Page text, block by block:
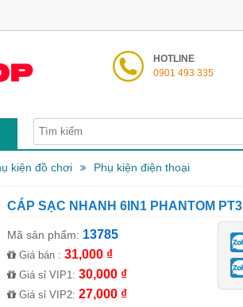
HOTLINE
0901 493 335
kiện đồ chơi Phụ kiện điện thoại
CÁP SẠC NHANH 6IN1 PHANTOM PT3
Mã sản phẩm: 13785
Giá bán : 31,000 ₫
Giá sỉ VIP1: 30,000 ₫
Giá sỉ VIP2: 27,000 ₫